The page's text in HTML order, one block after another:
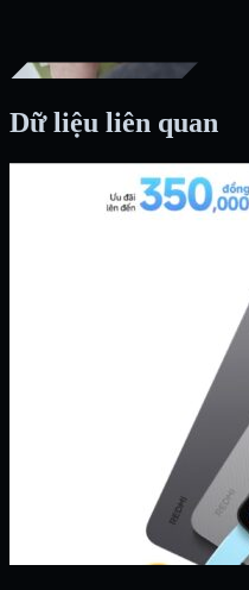
Dữ liệu liên quan